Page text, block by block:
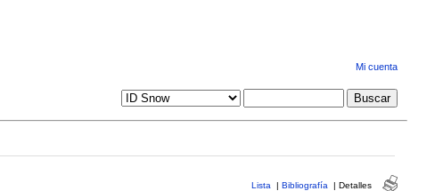
Mi cuenta
Lista | Bibliografía | Detalles